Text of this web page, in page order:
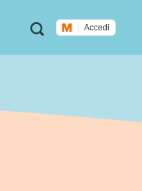
Metanavigazione
Ricerca Accedi